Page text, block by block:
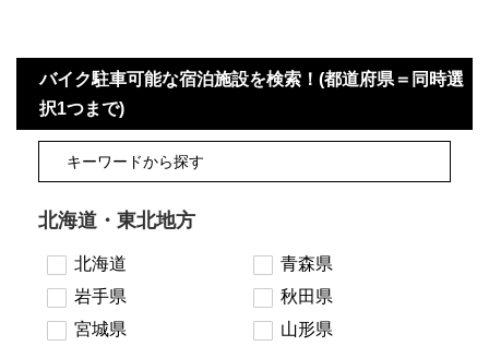
バイク駐車可能な宿泊施設を検索！(都道府県＝同時選
択1つまで)
北海道・東北地方
北海道
青森県
岩手県
秋田県
宮城県
山形県